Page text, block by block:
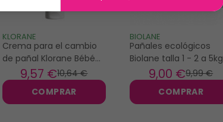
KLORANE
Crema para el cambio
de pañal Klorane Bébé
bio Caléndula 100ml
10,64 €
9,57 €
COMPRAR
BIOLANE
Pañales ecológicos
Biolane talla 1 - 2 a 5kg
9,99 €
9,00 €
COMPRAR